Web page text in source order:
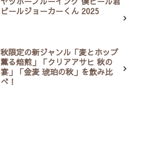
ビールジョーカーくん 2025
秋限定の新ジャンル「麦とホップ
薫る焙煎」「クリアアサヒ 秋の
宴」「金麦 琥珀の秋」を飲み比
べ！